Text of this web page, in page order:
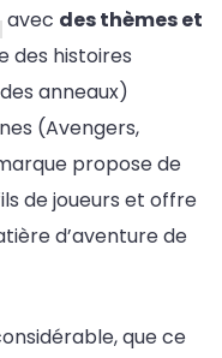
avec des thèmes et
des histoires
anneaux)
(Avengers,
propose de
de joueurs et offre
d’aventure de
que ce